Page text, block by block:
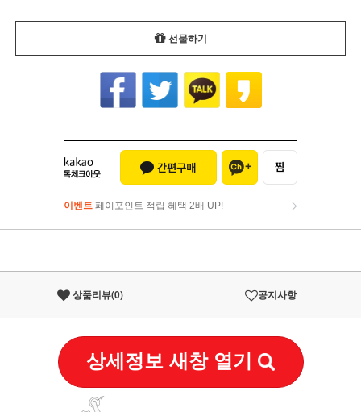
선물하기
이벤트 페이포인트 적립 혜택 2배 UP!
이벤트페이포인트 적립 혜택 2배 UP!
상품리뷰(0) 공지사항
상세정보 새창 열기